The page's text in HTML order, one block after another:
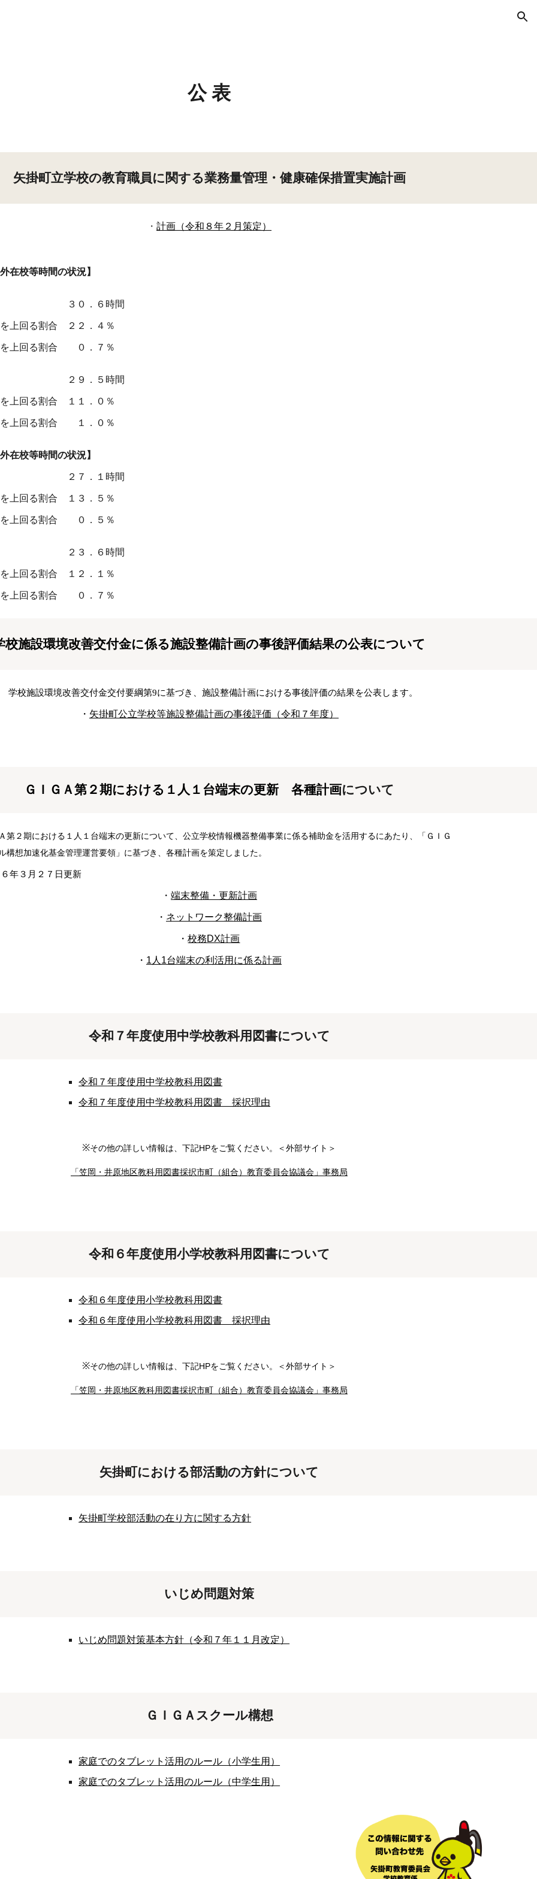
公 表
矢掛町立学校の教育職員に関する業務量管理・健康確保措置実施計画
・ 計画（令和８年２月策定）
在校等時間の状況】
３０．６時間
る割合 ２２．４％
回る割合 ０．７％
均 ２９．５ 時間
回る割合 １１ ． ０ ％
回る割合 １ ．０％
在校等時間の状況】
均 ２７ ． １ 時間
回る割合 １３ ． ５ ％
回る割合 ０． ５ ％
均 ２ ３ ． ６ 時間
回る割合 １ ２ ． １ ％
回る割合 ０ ． ７ ％
校施設環境改善交付金に係る施設整備計画の事後評価結果の公表について
学校施設環境改善交付金交付要綱第9に基づき、施設整備計画における事後評価の結果を公表します。
・ 矢掛町公立学校等施設整備計画の事後評価（令和７年度）
ＧＩＧＡ第２期における１人１台端末の更新 各種計画について
第２期における１人１台端末の更新について、公立学校情報機器整備事業に係る補助金を活用するにあたり、「ＧＩＧ
構想加速化基金管理運営要領」に基づき、各種計画を策定しました。
年３月２７日更新
・ 端末整備・更新計画
・ ネットワーク整備計画
・校務DX計画
・ 1人1台端末の利活用に係る計画
令和７年度使用中学校教科用図書について
令和 ７年度使用中学校教科用図書
令和 ７年度使用中学校教科用図書 採択理由
※その他の詳しい情報は、下記HPをご覧ください。＜外部サイト＞
「笠岡・井原地区教科用図書採択市町（組合）教育委員会協議会」事務局
令和６年度使用小学校教科用図書について
令和６年度使用小学校教科用図書
令和６年度使用小学校教科用図書 採択理由
※その他の詳しい情報は、下記HPをご覧ください。＜外部サイト＞
「笠岡・井原地区教科用図書採択市町（組合）教育委員会協議会」事務局
矢掛町における部活動の方針について
矢掛町学校部活動の在り方に関する方針
いじめ問題対策
いじめ問題対策基本方針（令和７年１１月改定）
ＧＩＧＡスクール構想
家庭でのタブレット活用のルール（小学生用）
家庭でのタブレット活用のルール（中学生用）